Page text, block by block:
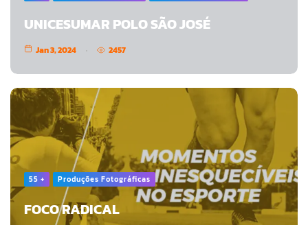
UNICESUMAR POLO SÃO JOSÉ
Jan 3, 2024 2457
55 + Produções Fotográficas
FOCO RADICAL